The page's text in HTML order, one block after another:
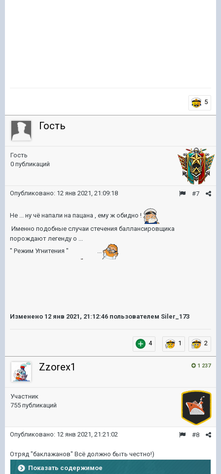
5
Гость
Гость
0 публикаций
#7
Опубликовано: 12 янв 2021, 21:09:18
Не ... ну чё напали на пацана , ему ж обидно !
Именно подобные случаи стечения баллансировщика
порождают легенду о ...
" Режим Угнитения "
...
Изменено 12 янв 2021, 21:12:46 пользователем Siler_173
4 1 2
1 237
Zzorex1
Участник
755 публикаций
#8
Опубликовано: 12 янв 2021, 21:21:02
Отряд "баклажанов" Всё должно быть честно!)
Показать содержимое